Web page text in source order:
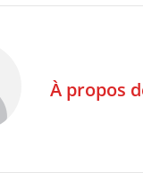
À propos